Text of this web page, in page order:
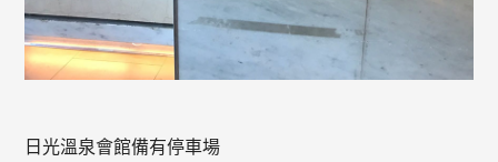
日光溫泉會館備有停車場